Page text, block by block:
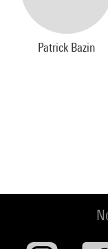
Patrick Bazin